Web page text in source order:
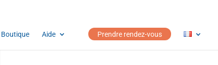
Boutique Aide Prendre rendez-vous